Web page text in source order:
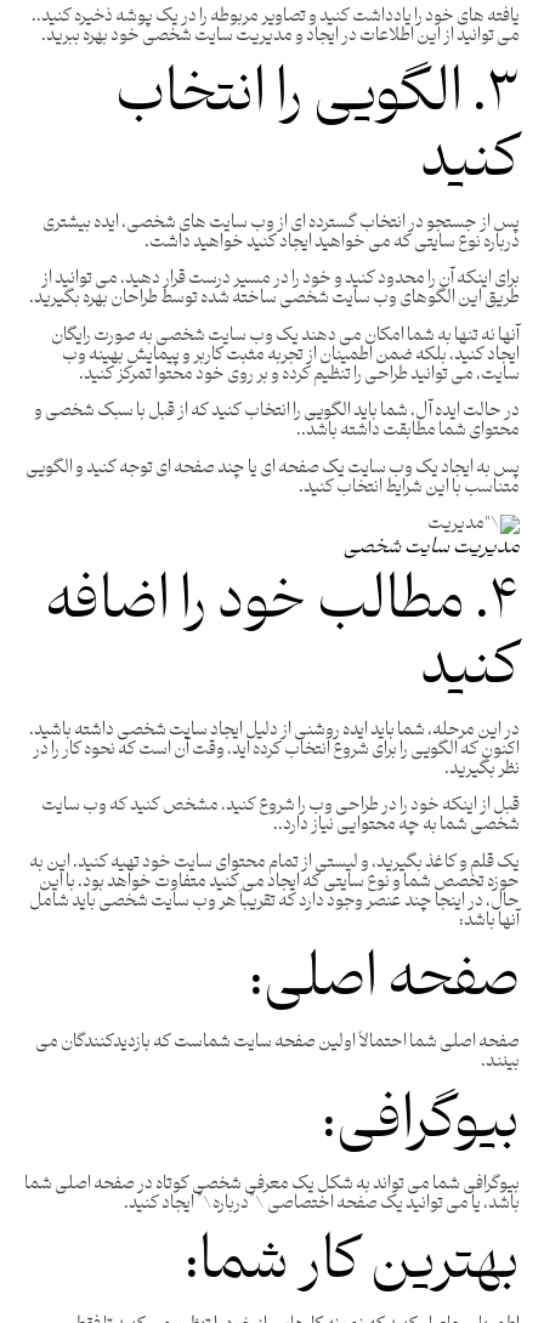
یافته های خود را یادداشت کنید و تصاویر مربوطه را در یک پوشه ذخیره کنید..
می توانید از این اطلاعات در ایجاد و مدیریت سایت شخصی خود بهره ببرید.
۳. الگویی را انتخاب
کنید
پس از جستجو در انتخاب گسترده ای از وب سایت های شخصی، ایده بیشتری
درباره نوع سایتی که می خواهید ایجاد کنید خواهید داشت.
برای اینکه آن را محدود کنید و خود را در مسیر درست قرار دهید، می توانید از
طریق این الگوهای وب سایت شخصی ساخته شده توسط طراحان بهره بگیرید.
آنها نه تنها به شما امکان می دهند یک وب سایت شخصی به صورت رایگان
ایجاد کنید، بلکه ضمن اطمینان از تجربه مثبت کاربر و پیمایش بهینه وب
سایت، می توانید طراحی را تنظیم کرده و بر روی خود محتوا تمرکز کنید.
در حالت ایده آل، شما باید الگویی را انتخاب کنید که از قبل با سبک شخصی و
محتوای شما مطابقت داشته باشد..
پس به ایجاد یک وب سایت یک صفحه ای یا چند صفحه ای توجه کنید و الگویی
متناسب با این شرایط انتخاب کنید.
مدیریت سایت شخصی
۴. مطالب خود را اضافه
کنید
در این مرحله، شما باید ایده روشنی از دلیل ایجاد سایت شخصی داشته باشید.
اکنون که الگویی را برای شروع انتخاب کرده اید، وقت آن است که نحوه کار را در
نظر بگیرید.
قبل از اینکه خود را در طراحی وب را شروع کنید، مشخص کنید که وب سایت
شخصی شما به چه محتوایی نیاز دارد..
یک قلم و کاغذ بگیرید، و لیستی از تمام محتوای سایت خود تهیه کنید. این به
حوزه تخصص شما و نوع سایتی که ایجاد می کنید متفاوت خواهد بود. با این
حال، در اینجا چند عنصر وجود دارد که تقریباً هر وب سایت شخصی باید شامل
آنها باشد:
صفحه اصلی:
صفحه اصلی شما احتمالاً اولین صفحه سایت شماست که بازدیدکنندگان می
بینند.
بیوگرافی:
بیوگرافی شما می تواند به شکل یک معرفی شخصی کوتاه در صفحه اصلی شما
باشد، یا می توانید یک صفحه اختصاصی \”درباره\” ایجاد کنید.
بهترین کار شما: